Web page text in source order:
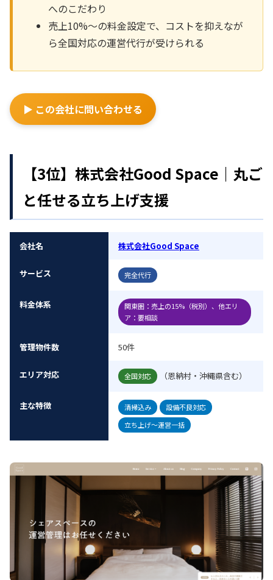
へのこだわり
売上10%～の料金設定で、コストを抑えなが
ら全国対応の運営代行が受けられる
▶ この会社に問い合わせる
【3位】株式会社Good Space｜丸ご
と任せる立ち上げ支援
会社名 株式会社Good Space
サービス 完全代行
料金体系
関東圏：売上の15%（税別）、他エリ
ア：要相談
管理物件数 50件
エリア対応 全国対応 （恩納村・沖縄県含む）
主な特徴 清掃込み
設備不良対応
立ち上げ〜運営一括